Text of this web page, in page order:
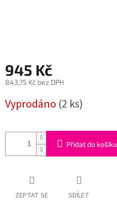
945 Kč
843,75 Kč bez DPH
cena:
Vyprodáno (2 ks)
Přidat do košíku
ZEPTAT SE SDÍLET